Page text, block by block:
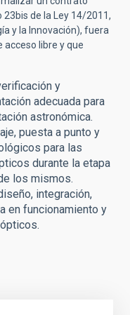
de la Ley 14/2011,
y la Innovación), fuera
acceso libre y que
y
adecuada para
astronómica.
puesta a punto y
para las
durante la etapa
los mismos.
integración,
en funcionamiento y